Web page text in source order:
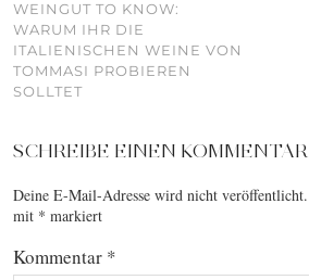
WEINGUT TO KNOW:
WARUM IHR DIE
ITALIENISCHEN WEINE VON
TOMMASI PROBIEREN
SOLLTET
SCHREIBE EINEN KOMMENTAR
Deine E-Mail-Adresse wird nicht veröffentlicht.
mit * markiert
Kommentar *